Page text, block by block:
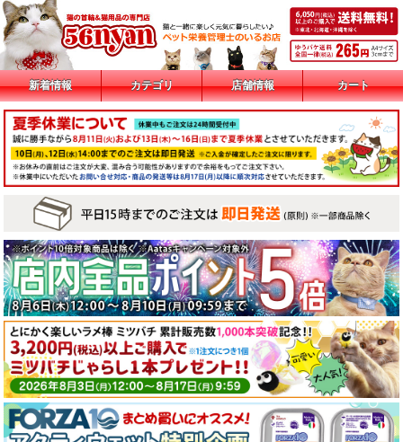
新着情報 カテゴリ 店舗情報 カート